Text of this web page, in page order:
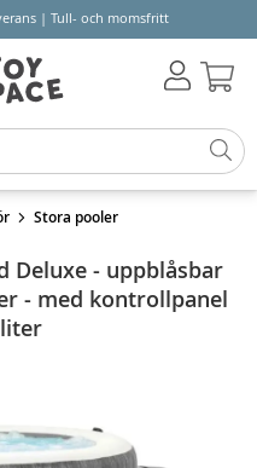
| Tull- och momsfritt
Stora pooler
Deluxe - uppblåsbar
- med kontrollpanel